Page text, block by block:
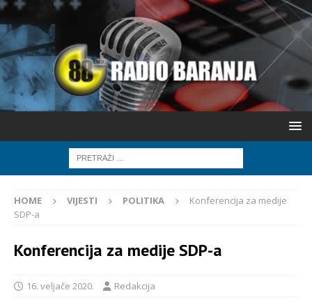
HOME VIJESTI POLITIKA
Konferencija za medije
SDP-a
Konferencija za medije SDP-a
16. veljače 2020. Redakcija